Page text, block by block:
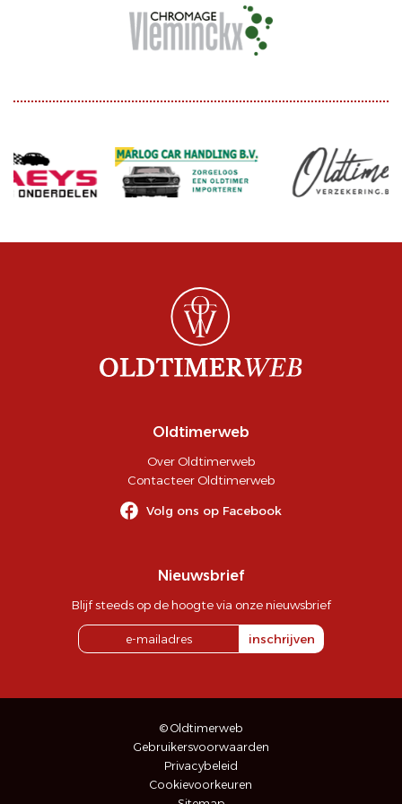
Oldtimerweb
Over Oldtimerweb
Contacteer Oldtimerweb
Volg ons op Facebook
Nieuwsbrief
Blijf steeds op de hoogte via onze nieuwsbrief
inschrijven
© Oldtimerweb
Gebruikersvoorwaarden
Privacybeleid
Cookievoorkeuren